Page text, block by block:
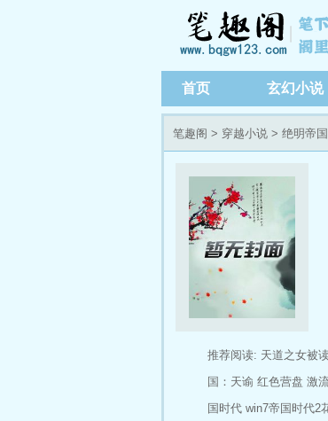
首页 玄幻小说
笔趣阁 > 穿越小说 > 绝明帝
推荐阅读: 天道之女被
国：天谕 红色营盘 激
国时代 win7帝国时代2